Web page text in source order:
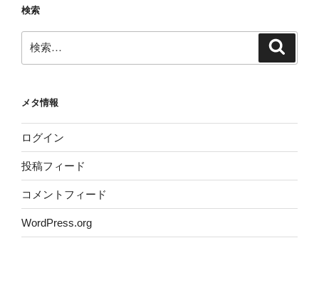
検索
索:
メタ情報
ログイン
投稿フィード
コメントフィード
WordPress.org